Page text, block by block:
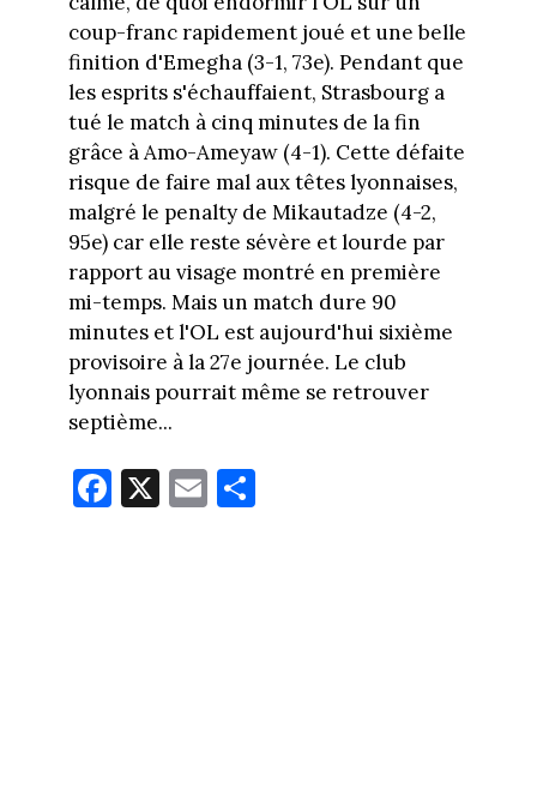
coup-franc rapidement joué et une belle
finition d'Emegha (3-1, 73e). Pendant que
les esprits s'échauffaient, Strasbourg a
tué le match à cinq minutes de la fin
grâce à Amo-Ameyaw (4-1). Cette défaite
risque de faire mal aux têtes lyonnaises,
malgré le penalty de Mikautadze (4-2,
95e) car elle reste sévère et lourde par
rapport au visage montré en première
mi-temps. Mais un match dure 90
minutes et l'OL est aujourd'hui sixième
provisoire à la 27e journée. Le club
lyonnais pourrait même se retrouver
septième...
Fa
ce
X E
m
Pa